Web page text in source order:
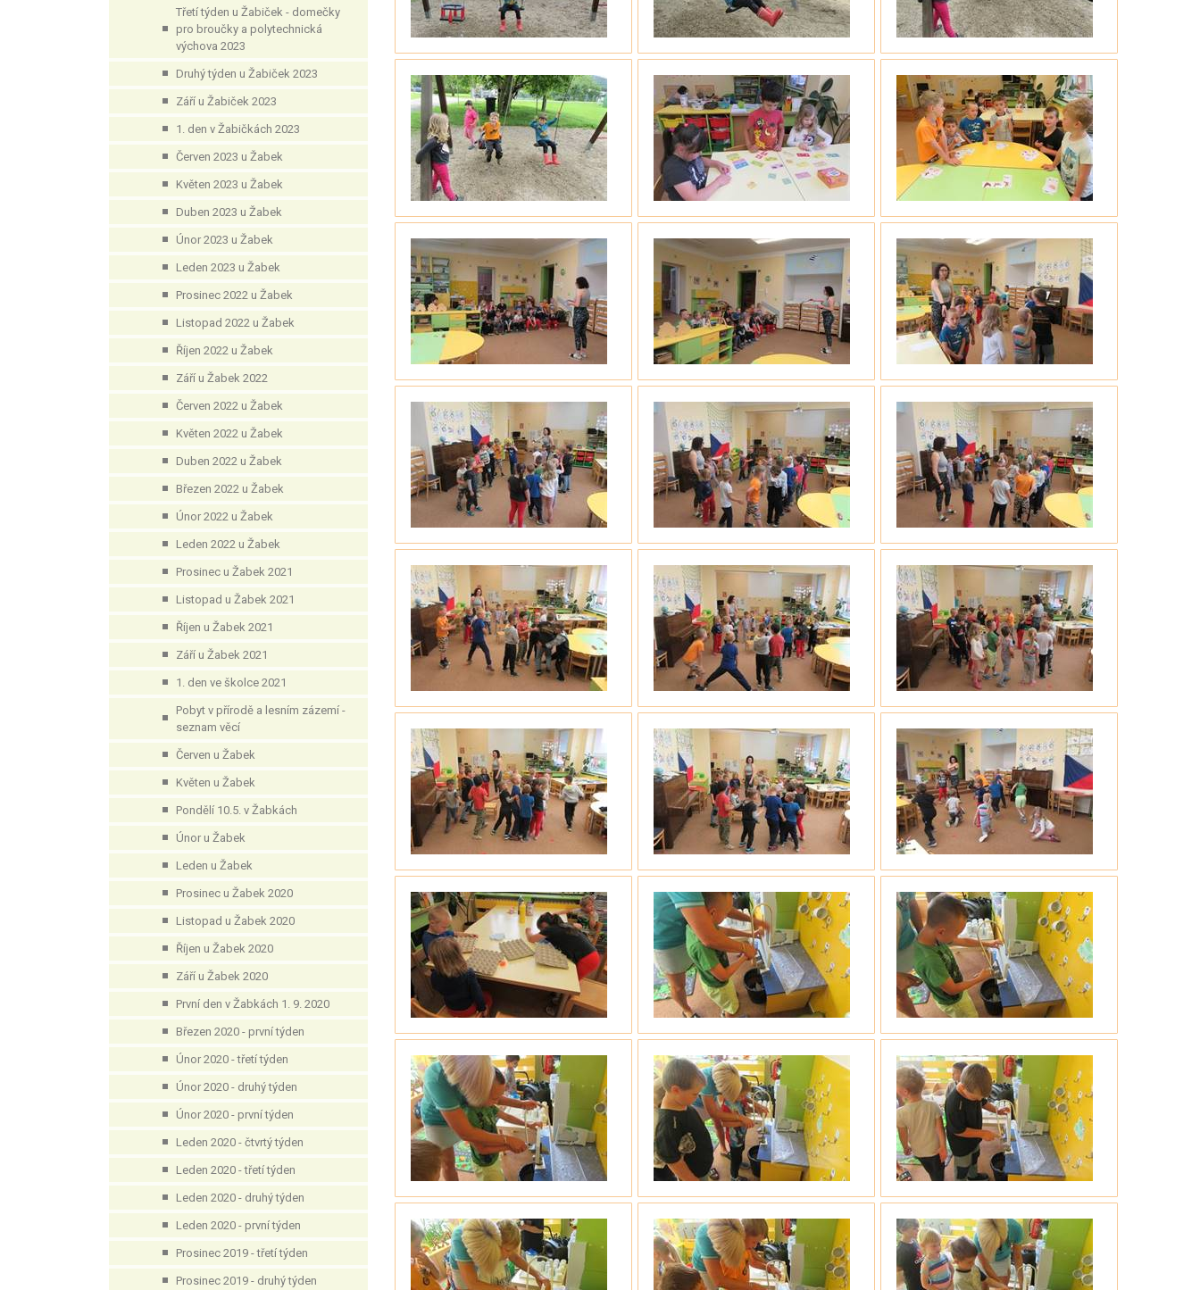
Třetí týden u Žabiček - domečky
pro broučky a polytechnická
výchova 2023
Druhý týden u Žabiček 2023
Září u Žabiček 2023
1. den v Žabičkách 2023
Červen 2023 u Žabek
Květen 2023 u Žabek
Duben 2023 u Žabek
Únor 2023 u Žabek
Leden 2023 u Žabek
Prosinec 2022 u Žabek
Listopad 2022 u Žabek
Říjen 2022 u Žabek
Září u Žabek 2022
Červen 2022 u Žabek
Květen 2022 u Žabek
Duben 2022 u Žabek
Březen 2022 u Žabek
Únor 2022 u Žabek
Leden 2022 u Žabek
Prosinec u Žabek 2021
Listopad u Žabek 2021
Říjen u Žabek 2021
Září u Žabek 2021
1. den ve školce 2021
Pobyt v přírodě a lesním zázemí -
seznam věcí
Červen u Žabek
Květen u Žabek
Pondělí 10.5. v Žabkách
Únor u Žabek
Leden u Žabek
Prosinec u Žabek 2020
Listopad u Žabek 2020
Říjen u Žabek 2020
Září u Žabek 2020
První den v Žabkách 1. 9. 2020
Březen 2020 - první týden
Únor 2020 - třetí týden
Únor 2020 - druhý týden
Únor 2020 - první týden
Leden 2020 - čtvrtý týden
Leden 2020 - třetí týden
Leden 2020 - druhý týden
Leden 2020 - první týden
Prosinec 2019 - třetí týden
Prosinec 2019 - druhý týden